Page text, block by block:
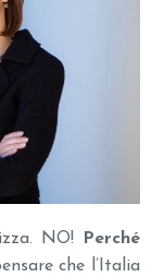
NO!
Perché
che l’Italia